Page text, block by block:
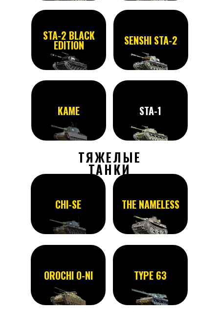
STA-1
STA-2 BLACK
EDITION
CHI-SE THE NAMELESS
OROCHI O-NI TYPE 63
SENSHI STA-2
KAME
ТЯЖЕЛЫЕ
ТАНКИ